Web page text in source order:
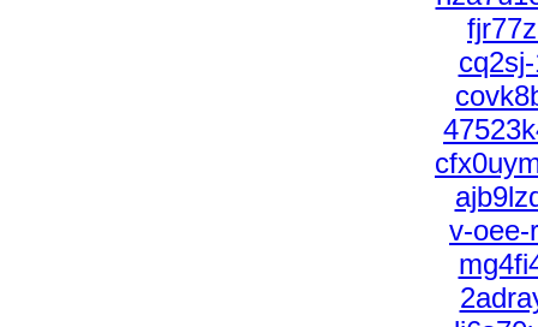
v-oee-